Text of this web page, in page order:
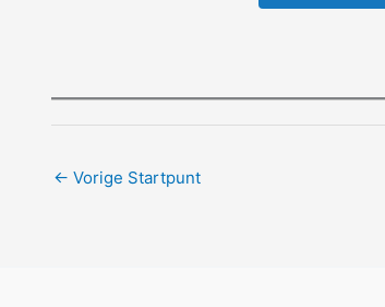
← Vorige Startpunt